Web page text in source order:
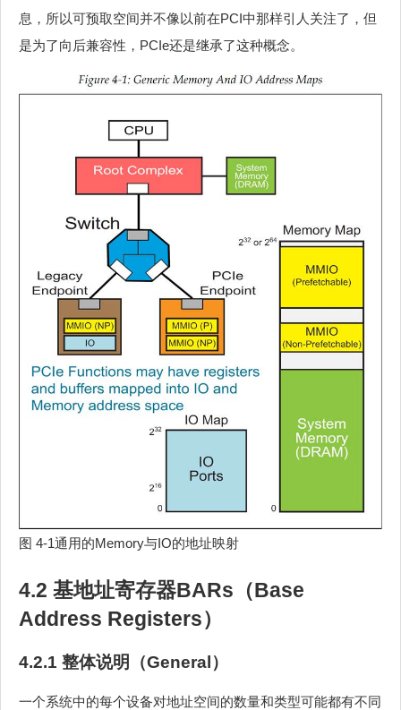
息，所以可预取空间并不像以前在PCI中那样引人关注了，但
是为了向后兼容性，PCIe还是继承了这种概念。
图 4‑1通用的Memory与IO的地址映射
4.2 基地址寄存器BARs（Base
Address Registers）
4.2.1 整体说明（General）
一个系统中的每个设备对地址空间的数量和类型可能都有不同